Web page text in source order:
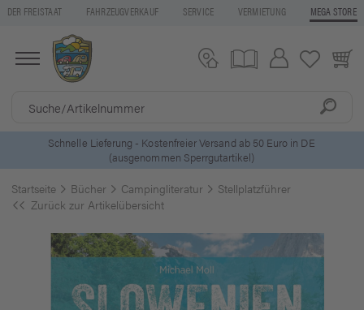
DER FREISTAAT FAHRZEUGVERKAUF SERVICE VERMIETUNG MEGA STORE
5 Euro Gutschein* beiNewsletter-Anmeldung
Startseite Bücher Campingliteratur
Stellplatzführer
Zurück zur Artikelübersicht